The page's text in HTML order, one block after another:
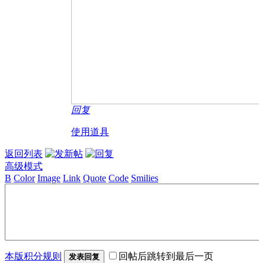
回复
使用道具
返回列表
高级模式
B Color Image Link Quote Code Smilies
本版积分规则 发表回复 回帖后跳转到最后一页